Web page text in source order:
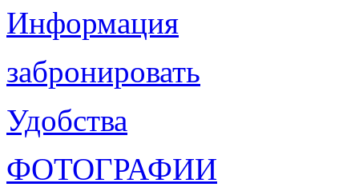
Информация
забронировать
Удобства
ФОТОГРАФИИ